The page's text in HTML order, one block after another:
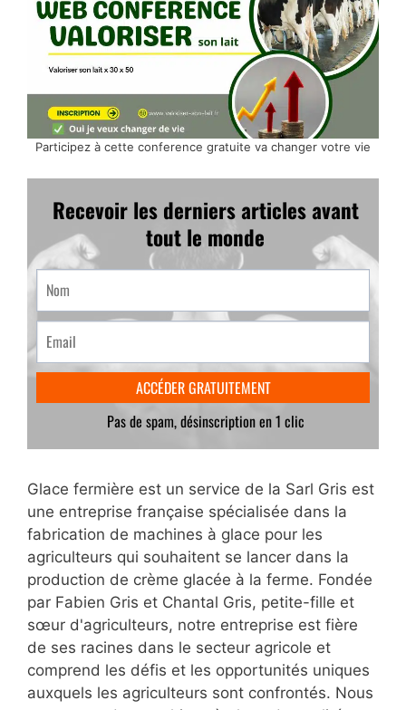
Participez à cette conference gratuite va changer votre vie
Glace fermière est un service de la Sarl Gris est
une entreprise française spécialisée dans la
fabrication de machines à glace pour les
agriculteurs qui souhaitent se lancer dans la
production de crème glacée à la ferme. Fondée
par Fabien Gris et Chantal Gris, petite-fille et
sœur d'agriculteurs, notre entreprise est fière
de ses racines dans le secteur agricole et
comprend les défis et les opportunités uniques
auxquels les agriculteurs sont confrontés. Nous